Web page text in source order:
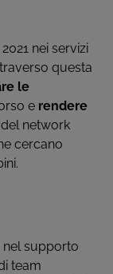
nei servizi
questa
le
e rendere
del network
cercano
nel supporto
team